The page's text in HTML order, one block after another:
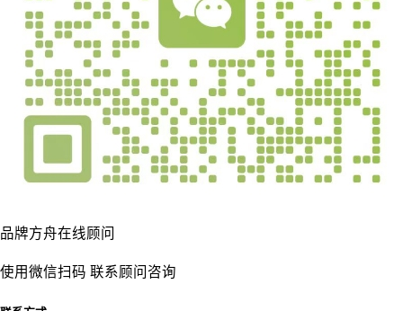
品牌方舟在线顾问
使用微信扫码 联系顾问咨询